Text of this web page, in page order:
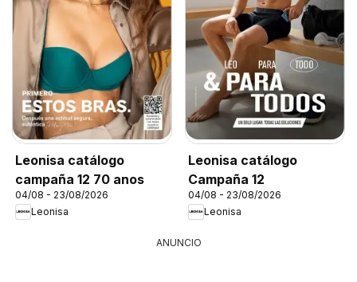
Leonisa catálogo
campaña 12 70 anos
04/08 - 23/08/2026
Leonisa
Leonisa catálogo
Campaña 12
04/08 - 23/08/2026
Leonisa
ANUNCIO